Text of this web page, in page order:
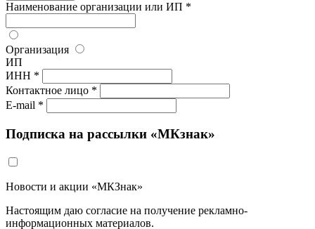
Наименование организации или ИП *
Организация
ИП
ИНН *
Контактное лицо *
E-mail *
Подписка на рассылки «МКзнак»
Новости и акции «МКЗнак»
Настоящим даю согласие на получение рекламно-
информационных материалов.